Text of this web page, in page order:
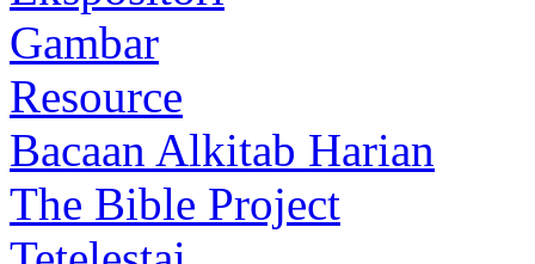
Gambar
Resource
Bacaan Alkitab Harian
The Bible Project